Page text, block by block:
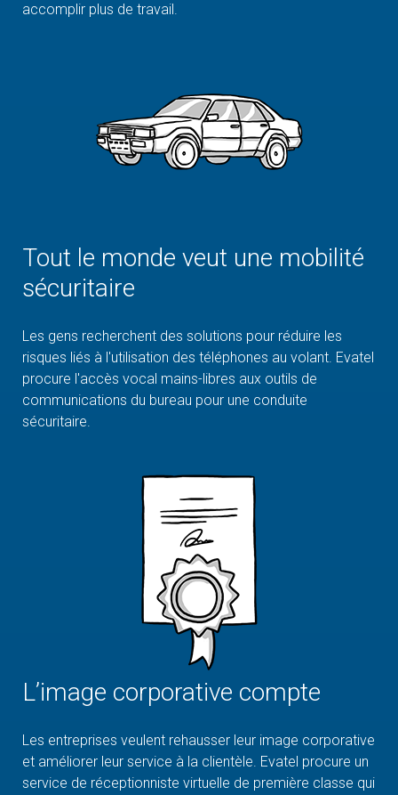
accomplir plus de travail.
Tout le monde veut une mobilité
sécuritaire
Les gens recherchent des solutions pour réduire les
risques liés à l'utilisation des téléphones au volant. Evatel
procure l'accès vocal mains-libres aux outils de
communications du bureau pour une conduite
sécuritaire.
L’image corporative compte
Les entreprises veulent rehausser leur image corporative
et améliorer leur service à la clientèle. Evatel procure un
service de réceptionniste virtuelle de première classe qui